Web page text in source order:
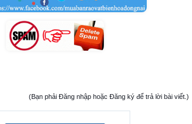
(Bạn phải Đăng nhập hoặc Đăng ký để trả lời bài viết.)